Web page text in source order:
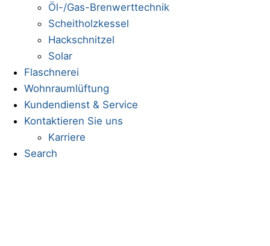
Öl-/Gas-Brenwerttechnik
Scheitholzkessel
Hackschnitzel
Solar
Flaschnerei
Wohnraumlüftung
Kundendienst & Service
Kontaktieren Sie uns
Karriere
Search